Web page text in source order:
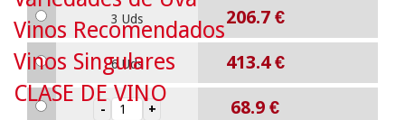
3 Uds 206.7 €
6 Uds 413.4€
68.9 €
Vinos Recomendados
Vinos Singulares
CLASE DE VINO